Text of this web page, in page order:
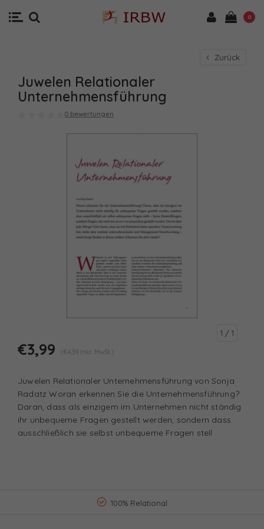
0
Zurück
Juwelen Relationaler
Unternehmensführung
0 bewertungen
1 / 1
€3,99 (€4,39 Inkl. MwSt.)
Juwelen Relationaler Unternehmensführung von Sonja
Radatz Woran erkennen Sie die Unternehmensführung?
Daran, dass als einzigem im Unternehmen nicht ständig
ihr unbequeme Fragen gestellt werden, sondern dass
ausschließlich sie selbst unbequeme Fragen stell
100% Relational